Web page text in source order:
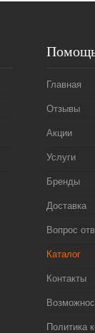
Главная
Отзывы
Акции
Услуги
Бренды
Доставка
Вопрос
Каталог
Контакты
Политика